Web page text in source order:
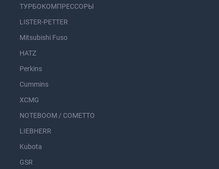
ТУРБОКОМПРЕССОРЫ
LISTER-PETTER
Mitsubishi Fuso
HATZ
Perkins
Cummins
XCMG
NOTEBOOM / COMETTO
LIEBHERR
Kubota
GSR